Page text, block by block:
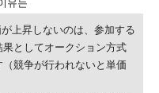
유는
が上昇しないのは、参加する
としてオークション方式
競争が行われないと単価